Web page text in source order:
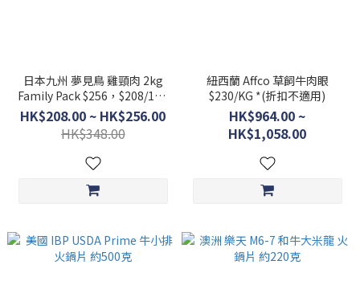
日本九州 夢見鳥 雞頸肉 2kg
Family Pack $256，$208/1kg
半包裝
HK$208.00 ~ HK$256.00
HK$348.00
紐西蘭 Affco 草飼牛肉眼
$230/KG *(折扣不適用)
HK$964.00 ~
HK$1,058.00